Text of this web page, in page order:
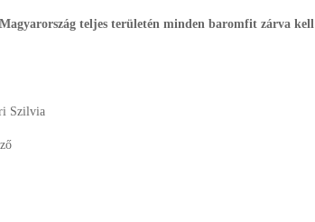
Magyarország teljes területén minden baromfit zárva kell
Szilvia